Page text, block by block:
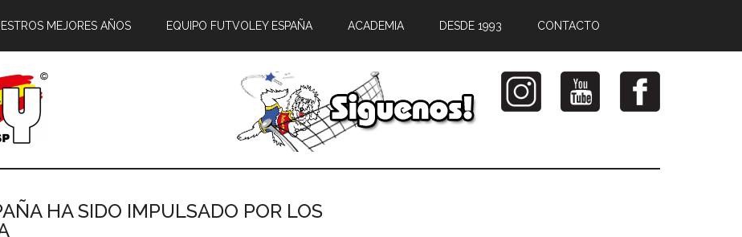
MEJORES AÑOS EQUIPO FUTVOLEY ESPAÑA ACADEMIA DESDE 1993 CONTACTO
HA SIDO IMPULSADO POR LOS